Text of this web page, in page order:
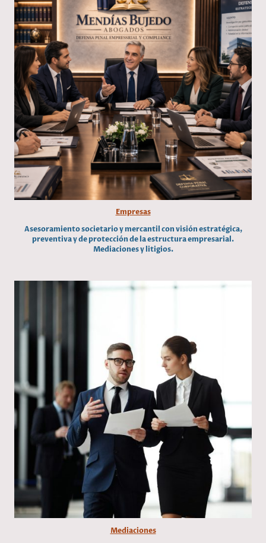
Empresas
Asesoramiento societario y mercantil con visión estratégica,
preventiva y de protección de la estructura empresarial.
Mediaciones y litigios.
Mediaciones